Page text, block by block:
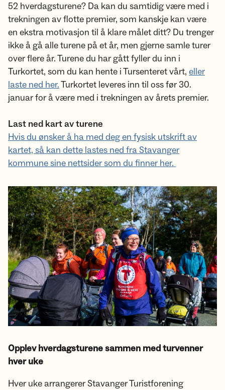
52 hverdagsturene? Da kan du samtidig være med i
trekningen av flotte premier, som kanskje kan være
en ekstra motivasjon til å klare målet ditt? Du trenger
ikke å gå alle turene på et år, men gjerne samle turer
over flere år. Turene du har gått fyller du inn i
Turkortet, som du kan hente i Tursenteret vårt, eller
laste ned her.Turkortet leveres inn til oss før 30.
januar for å være med i trekningen av årets premier.
Last ned kart av turene
Hvis du ønsker å ha med deg en fysisk utskrift av
kartet, så kan dette lastes ned fra Stavanger
kommune sine nettsider som du finner her.
Opplev hverdagsturene sammen med turvenner
hver uke
Hver uke arrangerer Stavanger Turistforening